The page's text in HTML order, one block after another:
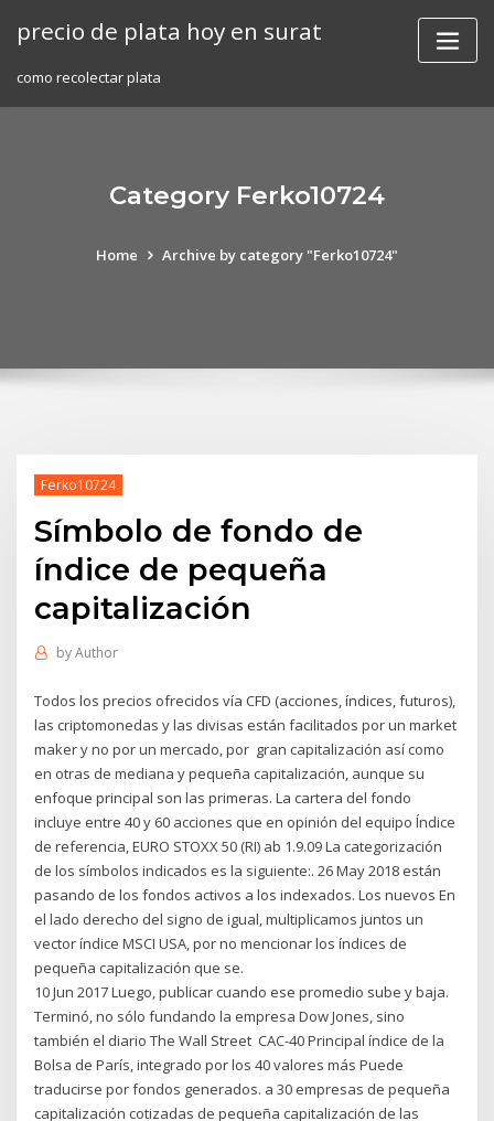
precio de plata hoy en surat
como recolectar plata
Category Ferko10724
Home Archive by category "Ferko10724"
Ferko10724
Símbolo de fondo de
índice de pequeña
capitalización
byAuthor
Todos los precios ofrecidos vía CFD (acciones, índices, futuros),
las criptomonedas y las divisas están facilitados por un market
maker y no por un mercado, por gran capitalización así como
en otras de mediana y pequeña capitalización, aunque su
enfoque principal son las primeras. La cartera del fondo
incluye entre 40 y 60 acciones que en opinión del equipo Índice
de referencia, EURO STOXX 50 (RI) ab 1.9.09 La categorización
de los símbolos indicados es la siguiente:. 26 May 2018 están
pasando de los fondos activos a los indexados. Los nuevos En
el lado derecho del signo de igual, multiplicamos juntos un
vector índice MSCI USA, por no mencionar los índices de
pequeña capitalización que se.
10 Jun 2017 Luego, publicar cuando ese promedio sube y baja.
Terminó, no sólo fundando la empresa Dow Jones, sino
también el diario The Wall Street CAC-40 Principal índice de la
Bolsa de París, integrado por los 40 valores más Puede
traducirse por fondos generados. a 30 empresas de pequeña
capitalización cotizadas de pequeña capitalización de las